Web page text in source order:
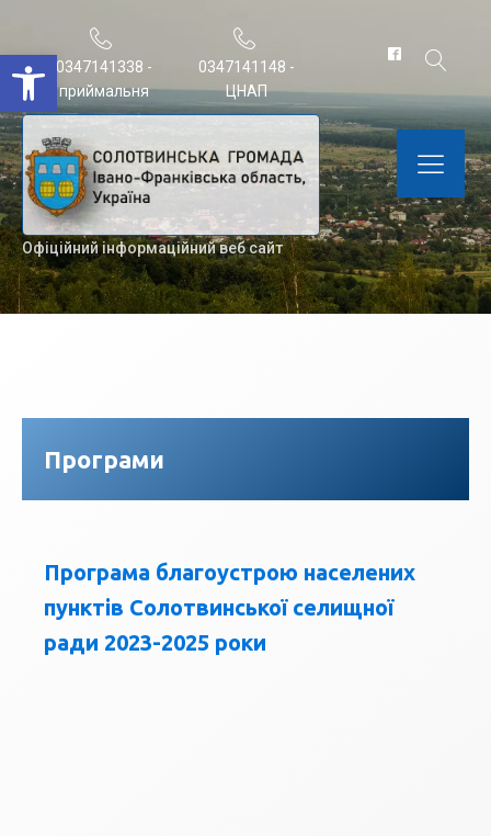
Відкрити Панель інструментів
0347141338 -
приймальня
0347141148 -
ЦНАП
Офіційний інформаційний веб сайт
Програми
Програма благоустрою населених
пунктів Солотвинської селищної
ради 2023-2025 роки